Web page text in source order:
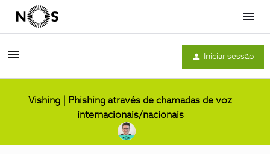
Menu
Iniciar sessão
Vishing | Phishing através de chamadas de voz
internacionais/nacionais